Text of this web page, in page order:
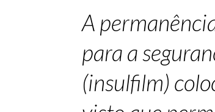
A
para a
(insulfilm)